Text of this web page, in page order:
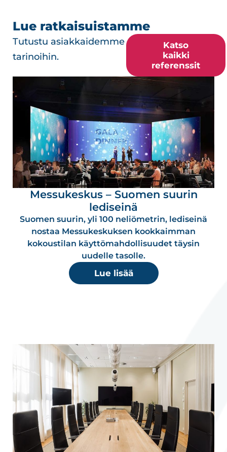
Lue ratkaisuistamme
Tutustu asiakkaidemme
tarinoihin.
Katso
kaikki
referenssit
Messukeskus – Suomen suurin
lediseinä
Suomen suurin, yli 100 neliömetrin, lediseinä
nostaa Messukeskuksen kookkaimman
kokoustilan käyttömahdollisuudet täysin
uudelle tasolle.
Lue lisää